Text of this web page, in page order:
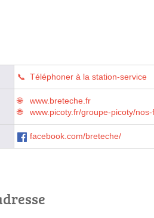
Téléphoner à la station-service
www.breteche.fr
www.picoty.fr/groupe-picoty/
facebook.com/breteche/